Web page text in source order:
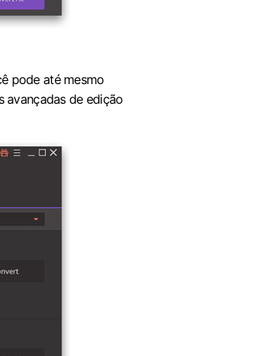
pode até mesmo
avançadas de edição